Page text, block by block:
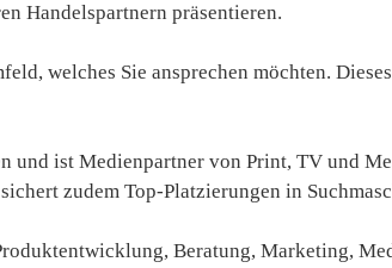
Handelspartnern präsentieren.
welches Sie ansprechen möchten.
und ist Medienpartner von Print, TV und
zudem Top-Platzierungen in
Beratung, Marketing,